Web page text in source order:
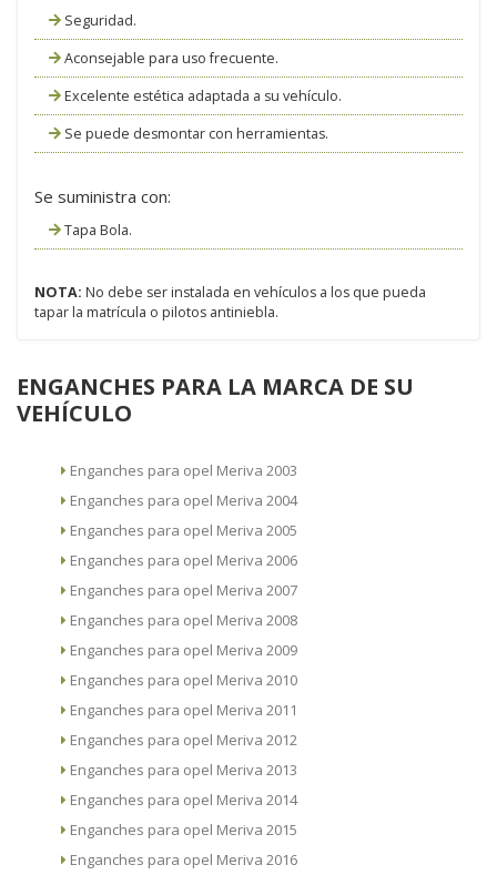
Seguridad.
Aconsejable para uso frecuente.
Excelente estética adaptada a su vehículo.
Se puede desmontar con herramientas.
Se suministra con:
Tapa Bola.
NOTA: No debe ser instalada en vehículos a los que pueda
tapar la matrícula o pilotos antiniebla.
ENGANCHES PARA LA MARCA DE SU
VEHÍCULO
Enganches para opel Meriva 2003
Enganches para opel Meriva 2004
Enganches para opel Meriva 2005
Enganches para opel Meriva 2006
Enganches para opel Meriva 2007
Enganches para opel Meriva 2008
Enganches para opel Meriva 2009
Enganches para opel Meriva 2010
Enganches para opel Meriva 2011
Enganches para opel Meriva 2012
Enganches para opel Meriva 2013
Enganches para opel Meriva 2014
Enganches para opel Meriva 2015
Enganches para opel Meriva 2016